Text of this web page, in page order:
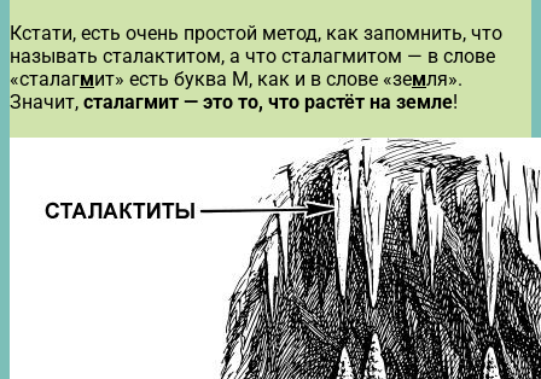
Кстати, есть очень простой метод, как запомнить, что
называть сталактитом, а что сталагмитом — в слове
«сталагмит» есть буква М, как и в слове «земля».
Значит, сталагмит — это то, что растёт на земле!